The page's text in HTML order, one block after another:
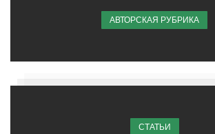
АВТОРСКАЯ РУБРИКА
СТАТЬИ